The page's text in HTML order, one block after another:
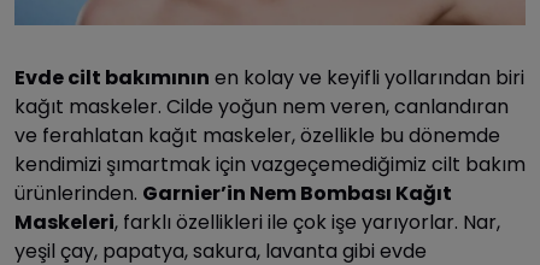
Evde cilt bakımının en kolay ve keyifli yollarından biri
kağıt maskeler. Cilde yoğun nem veren, canlandıran
ve ferahlatan kağıt maskeler, özellikle bu dönemde
kendimizi şımartmak için vazgeçemediğimiz cilt bakım
ürünlerinden. Garnier’in Nem Bombası Kağıt
Maskeleri, farklı özellikleri ile çok işe yarıyorlar. Nar,
yeşil çay, papatya, sakura, lavanta gibi evde